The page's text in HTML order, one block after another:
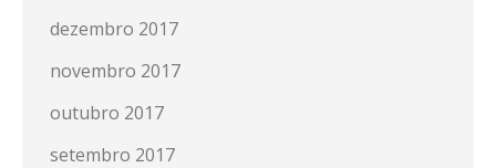
dezembro 2017
novembro 2017
outubro 2017
setembro 2017